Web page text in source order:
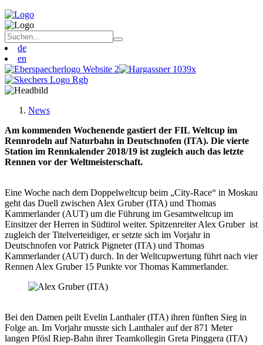
de
en
News
Am kommenden Wochenende gastiert der FIL Weltcup im
Rennrodeln auf Naturbahn in Deutschnofen (ITA). Die vierte
Station im Rennkalender 2018/19 ist zugleich auch das letzte
Rennen vor der Weltmeisterschaft.
Eine Woche nach dem Doppelweltcup beim „City-Race“ in Moskau
geht das Duell zwischen Alex Gruber (ITA) und Thomas
Kammerlander (AUT) um die Führung im Gesamtweltcup im
Einsitzer der Herren in Südtirol weiter. Spitzenreiter Alex Gruber ist
zugleich der Titelverteidiger, er setzte sich im Vorjahr in
Deutschnofen vor Patrick Pigneter (ITA) und Thomas
Kammerlander (AUT) durch. In der Weltcupwertung führt nach vier
Rennen Alex Gruber 15 Punkte vor Thomas Kammerlander.
Bei den Damen peilt Evelin Lanthaler (ITA) ihren fünften Sieg in
Folge an. Im Vorjahr musste sich Lanthaler auf der 871 Meter
langen Pfösl Riep-Bahn ihrer Teamkollegin Greta Pinggera (ITA)